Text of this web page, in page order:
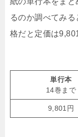
るのか調べてみ
格だと定価は
単行本
14巻まで
9,801円